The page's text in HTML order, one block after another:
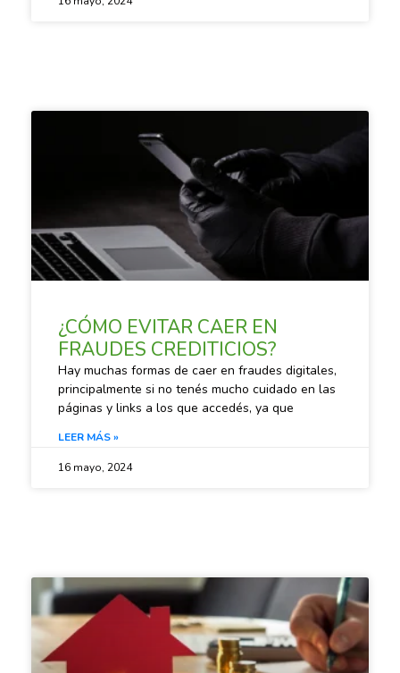
¿CÓMO EVITAR CAER EN
FRAUDES CREDITICIOS?
Hay muchas formas de caer en fraudes digitales,
principalmente si no tenés mucho cuidado en las
páginas y links a los que accedés, ya que
LEER MÁS »
16 mayo, 2024
SACANDO CUENTAS